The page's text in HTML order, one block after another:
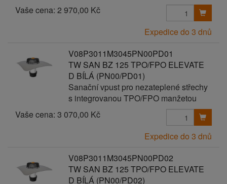
Vaše cena: 2 970,00 Kč
Expedice do 3 dnů
V08P3011M3045PN00PD01
TW SAN BZ 125 TPO/FPO ELEVATE
D BÍLÁ (PN00/PD01)
Sanační vpust pro nezateplené střechy
s integrovanou TPO/FPO manžetou
Vaše cena: 3 070,00 Kč
Expedice do 3 dnů
V08P3011M3045PN00PD02
TW SAN BZ 125 TPO/FPO ELEVATE
D BÍLÁ (PN00/PD02)